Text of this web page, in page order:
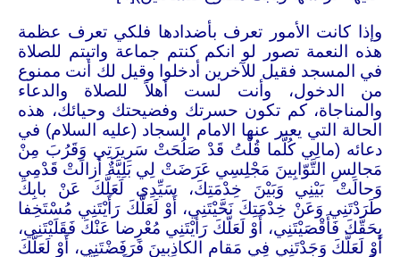
وإذا كانت الأمور تعرف بأضدادها فلكي تعرف عظمة
هذه النعمة تصور لو انكم كنتم جماعة واتيتم للصلاة
في المسجد فقيل للآخرين أدخلوا وقيل لك أنت ممنوع
من الدخول، وأنت لست أهلاً للصلاة والدعاء
والمناجاة، كم تكون حسرتك وفضيحتك وحيائك، هذه
الحالة التي يعبر عنها الامام السجاد (عليه السلام) في
دعائه (مالِي كُلَّما قُلْتُ قَدْ صَلُحَتْ سَرِيرَتِي وَقَرُبَ مِنْ
مَجالِسِ التَّوّابِينَ مَجْلِسِي عَرَضَتْ لِي بَلِيَّةٌ أَزالَتْ قَدْمِي
وَحالَتْ بَيْنِي وَبَيْنَ خِدْمَتِكَ، سَيِّدِي لَعَلَّكَ عَنْ بابِكَ
طَرَدْتَنِي وَعَنْ خِدْمَتِكَ نَحَّيْتَنِي، أَوْ لَعَلَّكَ رَأَيْتَنِي مُسْتَخِفا
بِحَقَّكَ فَأَقْصَيْتَنِي، أَوْ لَعَلَّكَ رَأيْتَنِي مُعْرِضا عَنْكَ فَقَلَيْتَنِي،
أَوْ لَعَلَّكَ وَجَدْتَنِي فِي مَقامِ الكاذِبِينَ فَرَفَضْتَنِي، أَوْ لَعَلَّكَ